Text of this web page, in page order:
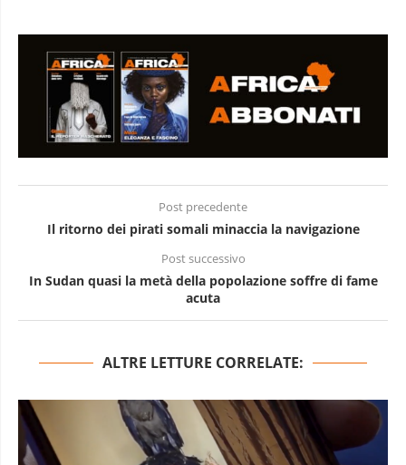
Post precedente
Il ritorno dei pirati somali minaccia la navigazione
Post successivo
In Sudan quasi la metà della popolazione soffre di fame
acuta
ALTRE LETTURE CORRELATE: